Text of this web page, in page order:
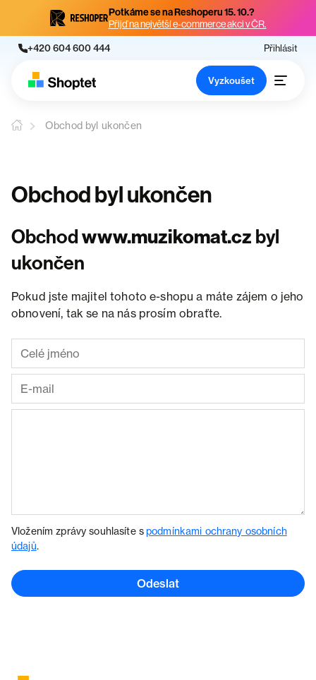
Potkáme se na Reshoperu 15. 10.?
Přijď na největší e-commerce akci v ČR.
+420 604 600 444 Přihlásit
Vyzkoušet
Obchod byl ukončen
Obchod byl ukončen
Obchodwww.muzikomat.cz byl
ukončen
Pokud jste majitel tohoto e-shopu a máte zájem o jeho
obnovení, tak se na nás prosím obraťte.
Vložením zprávy souhlasíte spodmínkami ochrany osobních
údajů.
Odeslat